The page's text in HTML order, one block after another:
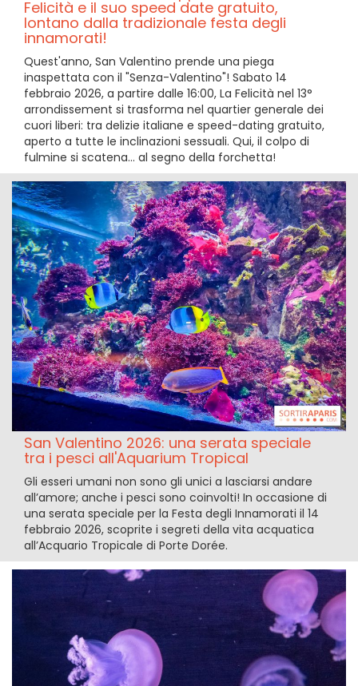
Felicità e il suo speed date gratuito,
lontano dalla tradizionale festa degli
innamorati!
Quest'anno, San Valentino prende una piega
inaspettata con il "Senza-Valentino"! Sabato 14
febbraio 2026, a partire dalle 16:00, La Felicità nel 13°
arrondissement si trasforma nel quartier generale dei
cuori liberi: tra delizie italiane e speed-dating gratuito,
aperto a tutte le inclinazioni sessuali. Qui, il colpo di
fulmine si scatena... al segno della forchetta!
San Valentino 2026: una serata speciale
tra i pesci all'Aquarium Tropical
Gli esseri umani non sono gli unici a lasciarsi andare
all’amore; anche i pesci sono coinvolti! In occasione di
una serata speciale per la Festa degli Innamorati il 14
febbraio 2026, scoprite i segreti della vita acquatica
all’Acquario Tropicale di Porte Dorée.